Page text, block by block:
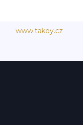
www.takoy.cz